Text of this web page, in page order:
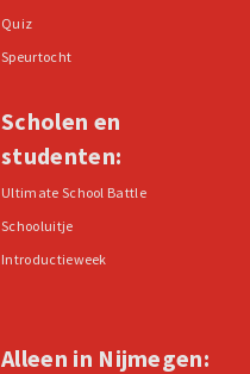
Quiz
Speurtocht
Scholen en
studenten:
Ultimate School Battle
Schooluitje
Introductieweek
Alleen in Nijmegen: